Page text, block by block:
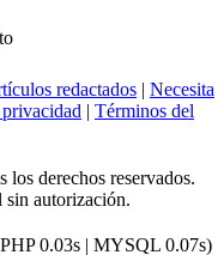
redactados | Necesita
| Términos del
los derechos reservados.
sin autorización.
0.03s | MYSQL 0.07s)